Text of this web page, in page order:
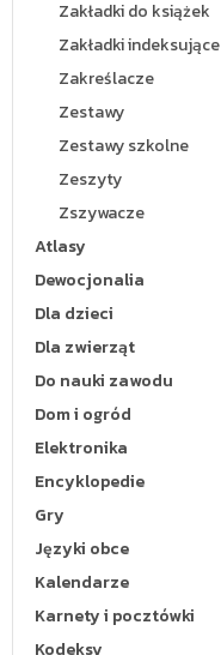
Zakładki do książek
Zakładki indeksujące
Zakreślacze
Zestawy
Zestawy szkolne
Zeszyty
Zszywacze
Atlasy
Dewocjonalia
Dla dzieci
Dla zwierząt
Do nauki zawodu
Dom i ogród
Elektronika
Encyklopedie
Gry
Języki obce
Kalendarze
Karnety i pocztówki
Kodeksy